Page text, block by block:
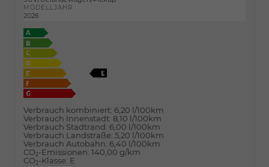
MODELLJAHR
2026
Verbrauch kombiniert: 6,20 l/100km
Verbrauch Innenstadt: 8,10 l/100km
Verbrauch Stadtrand: 6,00 l/100km
Verbrauch Landstraße: 5,20 l/100km
Verbrauch Autobahn: 6,40 l/100km
CO2-Emissionen: 140,00 g/km
CO2-Klasse: E